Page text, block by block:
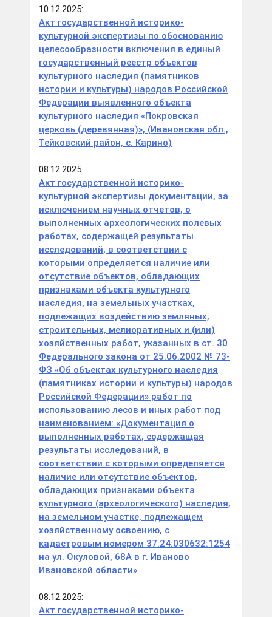
10.12.2025:
Акт государственной историко-
культурной экспертизы по обоснованию
целесообразности включения в единый
государственный реестр объектов
культурного наследия (памятников
истории и культуры) народов Российской
Федерации выявленного объекта
культурного наследия «Покровская
церковь (деревянная)», (Ивановская обл.,
Тейковский район, с. Карино)
08.12.2025:
Акт государственной историко-
культурной экспертизы документации, за
исключением научных отчетов, о
выполненных археологических полевых
работах, содержащей результаты
исследований, в соответствии с
которыми определяется наличие или
отсутствие объектов, обладающих
признаками объекта культурного
наследия, на земельных участках,
подлежащих воздействию земляных,
строительных, мелиоративных и (или)
хозяйственных работ, указанных в ст. 30
Федерального закона от 25.06.2002 № 73-
ФЗ «Об объектах культурного наследия
(памятниках истории и культуры) народов
Российской Федерации» работ по
использованию лесов и иных работ под
наименованием: «Документация о
выполненных работах, содержащая
результаты исследований, в
соответствии с которыми определяется
наличие или отсутствие объектов,
обладающих признаками объекта
культурного (археологического) наследия,
на земельном участке, подлежащем
хозяйственному освоению, с
кадастровым номером 37:24:030632:1254
на ул. Окуловой, 68А в г. Иваново
Ивановской области»
08.12.2025:
Акт государственной историко-